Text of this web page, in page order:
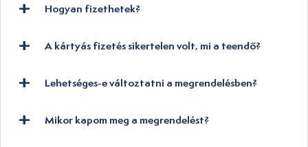
Hogyan fizethetek?
A kártyás fizetés sikertelen volt, mi a teendő?
Lehetséges-e változtatni a megrendelésben?
Mikor kapom meg a megrendelést?